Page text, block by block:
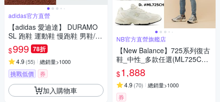
adidas官方直營
【adidas 愛迪達】 DURAMO
SL 跑鞋 運動鞋 慢跑鞋 男鞋/女
鞋 (多款任選)
$999 78折
4.9 (55) 總銷量>1000
挑戰低價 券
加入購物車
NB官方直營旗艦店
【New Balance】725系列復古
鞋_中性_多款任選(ML725CK/
ML725P/ML725CG/ML725C
H)(Y購/網路獨家)
$1,888
4.9 (70) 總銷量>1000
券